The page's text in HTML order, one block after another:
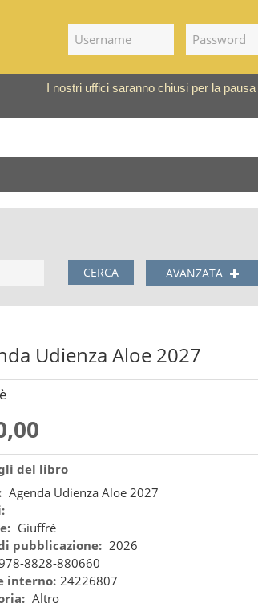
I nostri uffici saranno chiusi per la
CERCA AVANZATA
Udienza Aloe 2027
del libro
Agenda Udienza Aloe 2027
Giuffrè
pubblicazione: 2026
8828-880660
interno: 24226807
Altro